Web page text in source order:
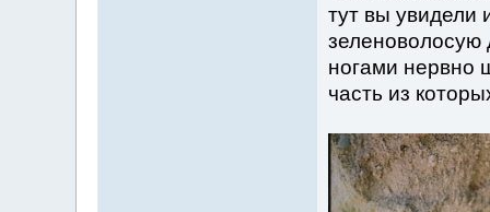
тут вы увидели
ногами нервно
часть из